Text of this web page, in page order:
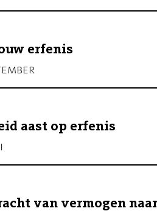
erfenis
aast op erfenis
van vermogen